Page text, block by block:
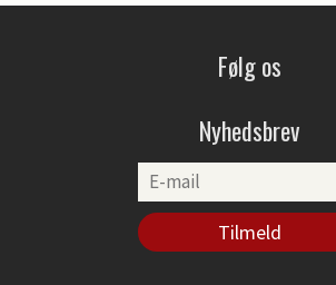
Følg os
Nyhedsbrev